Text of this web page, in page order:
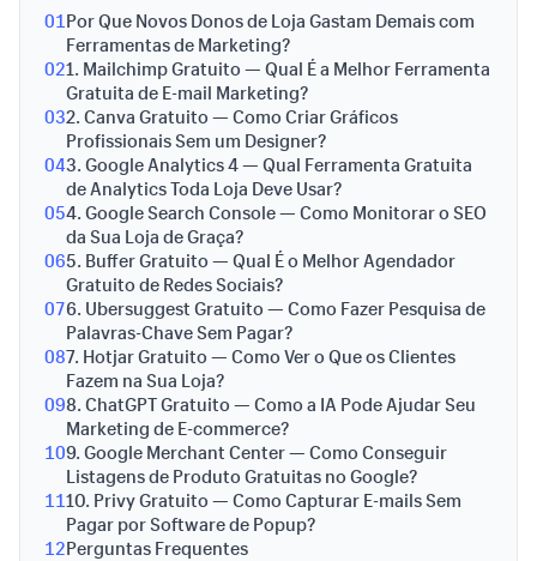
01Por Que Novos Donos de Loja Gastam Demais com
Ferramentas de Marketing?
021. Mailchimp Gratuito — Qual É a Melhor Ferramenta
Gratuita de E-mail Marketing?
032. Canva Gratuito — Como Criar Gráficos
Profissionais Sem um Designer?
043. Google Analytics 4 — Qual Ferramenta Gratuita
de Analytics Toda Loja Deve Usar?
054. Google Search Console — Como Monitorar o SEO
da Sua Loja de Graça?
065. Buffer Gratuito — Qual É o Melhor Agendador
Gratuito de Redes Sociais?
076. Ubersuggest Gratuito — Como Fazer Pesquisa de
Palavras-Chave Sem Pagar?
087. Hotjar Gratuito — Como Ver o Que os Clientes
Fazem na Sua Loja?
098. ChatGPT Gratuito — Como a IA Pode Ajudar Seu
Marketing de E-commerce?
109. Google Merchant Center — Como Conseguir
Listagens de Produto Gratuitas no Google?
1110. Privy Gratuito — Como Capturar E-mails Sem
Pagar por Software de Popup?
12Perguntas Frequentes